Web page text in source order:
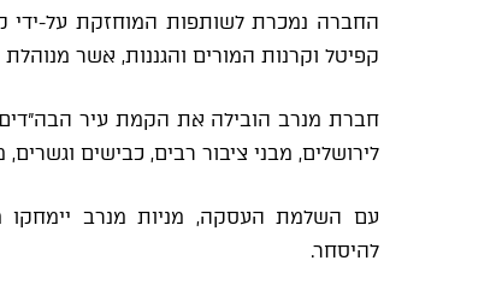
החברה נמכרת לשותפות המוחזקת על-ידי
קפיטל וקרנות המורים והגננות, אשר מנוהלת על-ידי
לירושלים, מבני ציבור רבים, כבישים וגשרים,
עם השלמת העסקה, מניות מנרב
להיסחר.